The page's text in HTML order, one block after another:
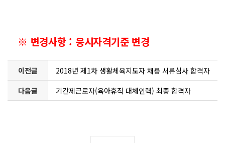
※ 변경사항 : 응시자격기준 변경
이전글
2018년 제1차 생활체육지도자 채용 서류심사 합격자
발표
다음글 기간제근로자(육아휴직 대체인력) 최종 합격자